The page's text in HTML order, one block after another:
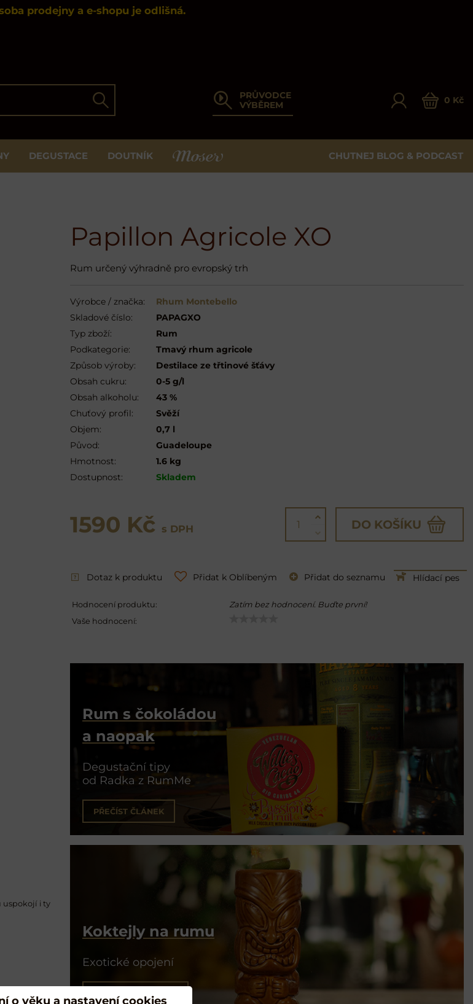
prodejny a e-shopu je odlišná.
Hledat
PRŮVODCE
VÝBĚREM
0 Kč
DEGUSTACE DOUTNÍK
MOSER
CHUTNEJ BLOG & PODCAST
Papillon Agricole XO
Rum určený výhradně pro evropský trh
Výrobce / značka:
Rhum Montebello
Skladové číslo:
PAPAGXO
Typ zboží:
Rum
Podkategorie:
Tmavý rhum agricole
Způsob výroby:
Destilace ze třtinové šťávy
Obsah cukru:
0-5 g/l
Obsah alkoholu:
43 %
Chuťový profil:
Svěží
Objem:
0,7 l
Původ:
Guadeloupe
Hmotnost:
1.6 kg
Dostupnost:
Skladem
1590 Kč s DPH DO KOŠÍKU
Dotaz k produktu Přidat k Oblíbeným Přidat do seznamu Hlídací pes
Hodnocení produktu:
Zatím bez hodnocení. Buďte první!
Vaše hodnocení:
uspokojí i ty
Rum s čokoládou
a naopak
Degustační tipy
od Radka z RumMe
PŘEČÍST ČLÁNEK
Koktejly na rumu
Exotické opojení
o věku a nastavení cookies